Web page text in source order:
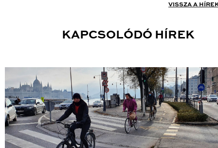
VISSZA A
KAPCSOLÓDÓ HÍREK